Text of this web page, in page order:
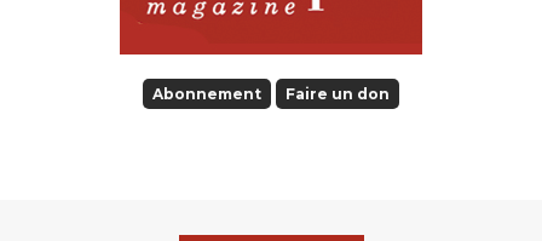
Abonnement Faire un don